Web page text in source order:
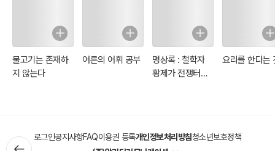
물고기는 존재하
지 않는다
어른의 어휘 공부
명상록 : 철학자
황제가 전쟁터에
요리를 한다는
로그인공지사항FAQ이용권 등록개인정보처리방침청소년보호정책